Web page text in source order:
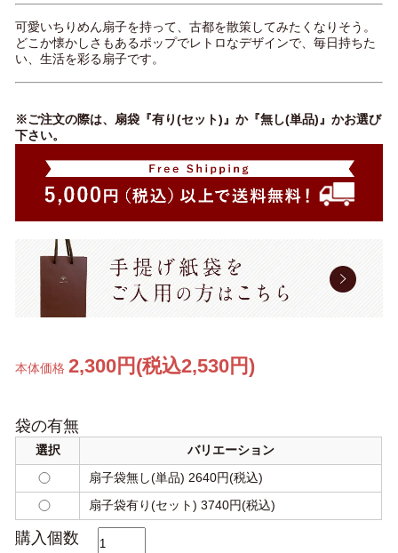
可愛いちりめん扇子を持って、古都を散策してみたくなりそう。
どこか懐かしさもあるポップでレトロなデザインで、毎日持ちた
い、生活を彩る扇子です。
※ご注文の際は、扇袋『有り(セット)』か『無し(単品)』かお選び
下さい。
本体価格2,300円(税込2,530円)
袋の有無
選択
バリエーション
扇子袋無し(単品) 2640円(税込)
扇子袋有り(セット) 3740円(税込)
購入個数